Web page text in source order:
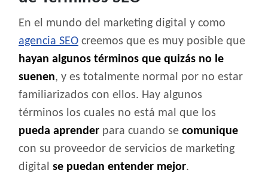
En el mundo del marketing digital y como
agencia SEO creemos que es muy posible que
hayan algunos términos que quizás no le
suenen, y es totalmente normal por no estar
familiarizados con ellos. Hay algunos
términos los cuales no está mal que los
pueda aprender para cuando se comunique
con su proveedor de servicios de marketing
digital se puedan entender mejor.